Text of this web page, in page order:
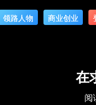
领路人物 商业创业
在
阅